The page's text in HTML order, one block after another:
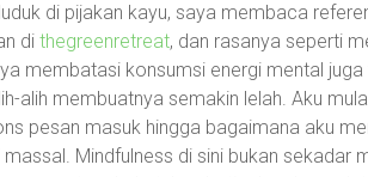
di pijakan kayu, saya membaca
di thegreenretreat, dan rasanya seperti
membatasi konsumsi energi mental
alih membuatnya semakin lelah. Aku
pesan masuk hingga bagaimana aku
Mindfulness di sini bukan sekadar